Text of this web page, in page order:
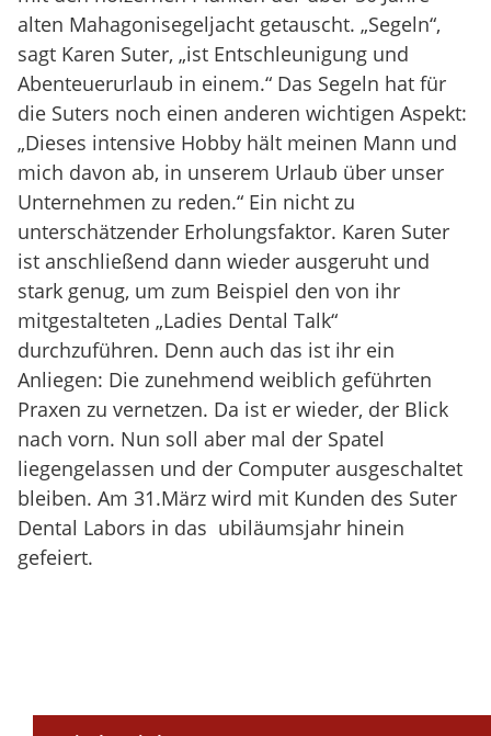
alten Mahagonisegeljacht getauscht. „Segeln“,
sagt Karen Suter, „ist Entschleunigung und
Abenteuerurlaub in einem.“ Das Segeln hat für
die Suters noch einen anderen wichtigen Aspekt:
„Dieses intensive Hobby hält meinen Mann und
mich davon ab, in unserem Urlaub über unser
Unternehmen zu reden.“ Ein nicht zu
unterschätzender Erholungsfaktor. Karen Suter
ist anschließend dann wieder ausgeruht und
stark genug, um zum Beispiel den von ihr
mitgestalteten „Ladies Dental Talk“
durchzuführen. Denn auch das ist ihr ein
Anliegen: Die zunehmend weiblich geführten
Praxen zu vernetzen. Da ist er wieder, der Blick
nach vorn. Nun soll aber mal der Spatel
liegengelassen und der Computer ausgeschaltet
bleiben. Am 31.März wird mit Kunden des Suter
Dental Labors in das ubiläumsjahr hinein
gefeiert.